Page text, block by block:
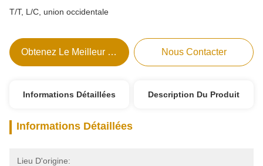
T/T, L/C, union occidentale
Obtenez Le Meilleur Prix Nous Contacter
Informations Détaillées Description Du Produit
Informations Détaillées
Lieu D'origine: